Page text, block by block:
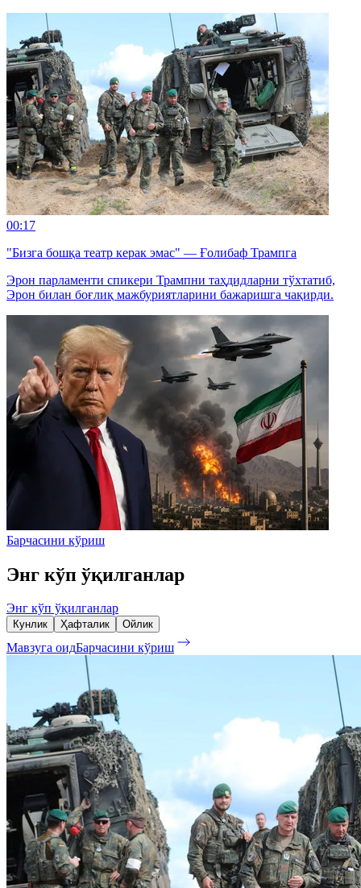
00:17
"Бизга бошқа театр керак эмас" — Ғолибаф Трампга
Эрон парламенти спикери Трампни таҳдидларни тўхтатиб,
Эрон билан боғлиқ мажбуриятларини бажаришга чақирди.
Барчасини кўриш
Энг кўп ўқилганлар
Энг кўп ўқилганлар
Кунлик Ҳафталик Ойлик
Мавзуга оидБарчасини кўриш